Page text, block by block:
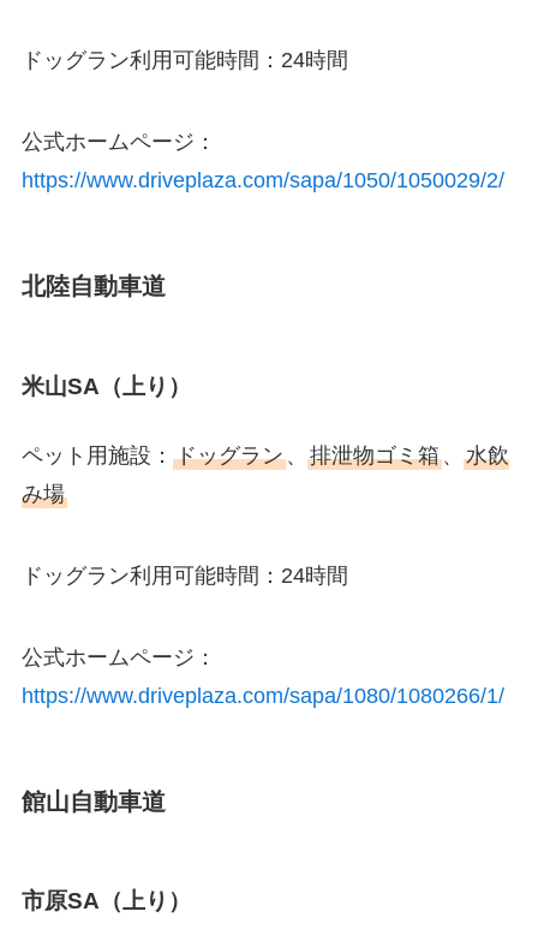
ドッグラン利用可能時間：24時間
公式ホームページ：
https://www.driveplaza.com/sapa/1050/1050029/2/
北陸自動車道
米山SA（上り）
ペット用施設： ドッグラン、 排泄物ゴミ箱、 水飲
み場
ドッグラン利用可能時間：24時間
公式ホームページ：
https://www.driveplaza.com/sapa/1080/1080266/1/
館山自動車道
市原SA（上り）